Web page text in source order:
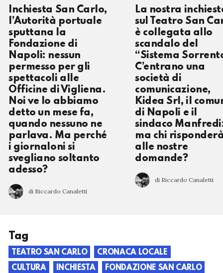
Inchiesta San Carlo,
l’Autorità portuale
sputtana la
Fondazione di
Napoli: nessun
permesso per gli
spettacoli alle
Officine di Vigliena.
Noi ve lo abbiamo
detto un mese fa,
quando nessuno ne
parlava. Ma perché
i giornaloni si
svegliano soltanto
adesso?
di Riccardo Canaletti
La nostra
sul Teatro San
è collegata allo
scandalo del
“Sistema
C’entrano una
società di
comunicazione,
Kidea Srl, il
di Napoli e il
sindaco
ma chi
alle nostre
domande?
di Riccardo Canaletti
Tag
TEATRO SAN CARLO
CRONACA LOCALE
CULTURA
INCHIESTA
FONDAZIONE SAN CARLO